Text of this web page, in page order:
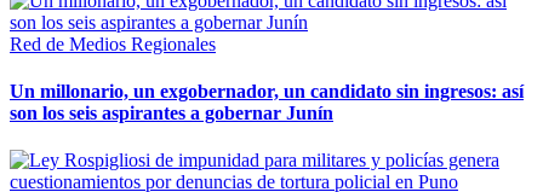
Red de Medios Regionales
Un millonario, un exgobernador, un candidato sin ingresos: así
son los seis aspirantes a gobernar Junín